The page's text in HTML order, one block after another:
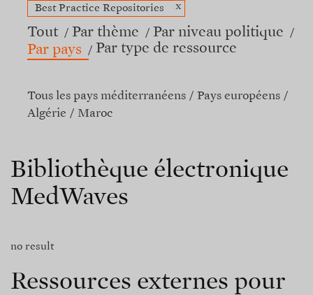
Best Practice Repositories
x
Tout Par thème
Par niveau politique
Par pays
Par type de ressource
Tous les pays méditerranéens
Pays européens
Algérie
Maroc
Bibliothèque électronique
MedWaves
no result
Ressources externes pour